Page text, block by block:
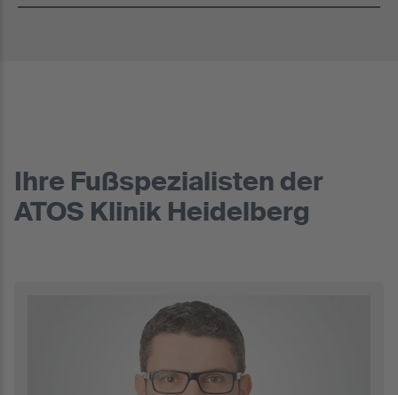
Ihre Fußspezialisten der
ATOS Klinik Heidelberg